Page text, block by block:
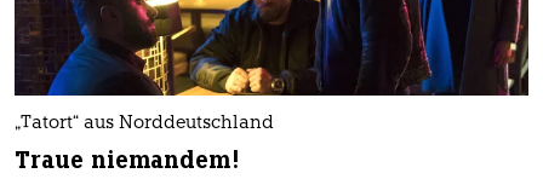
„Tatort“ aus Norddeutschland
Traue niemandem!